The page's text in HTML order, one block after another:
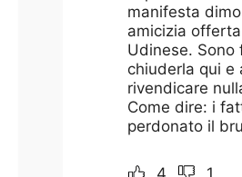
manifesta
amicizia
Udinese. Sono
chiuderla qui e
rivendicare
Come dire: i
perdonato il
4 1